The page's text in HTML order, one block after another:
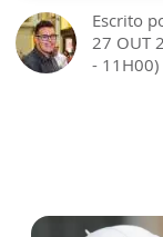
Escrito
27 OUT
- 11H00)